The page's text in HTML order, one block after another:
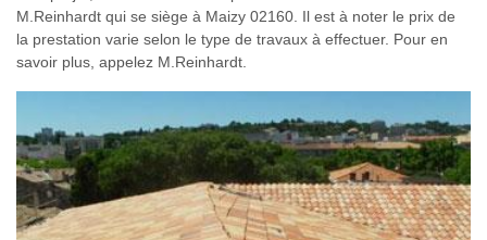
M.Reinhardt qui se siège à Maizy 02160. Il est à noter le prix de
la prestation varie selon le type de travaux à effectuer. Pour en
savoir plus, appelez M.Reinhardt.